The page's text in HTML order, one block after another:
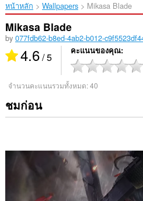
หน้าหลัก Wallpapers Mikasa Blade‎
Mikasa Blade
by 077fdb62-b8ed-4ab2-b012-
4.6/ 5 คะแนนของคุณ
จำนวนคะแนนรวมทั้งหมด:40
ชมก่อน